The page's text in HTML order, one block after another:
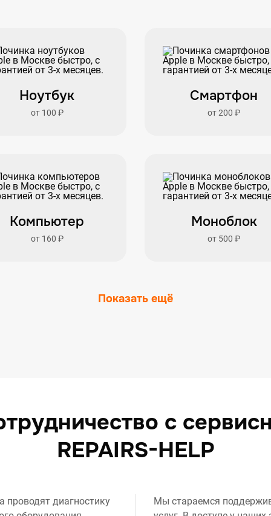
Ноутбук
от 100 ₽
Смартфон
от 200 ₽
Компьютер
от 160 ₽
Моноблок
от 500 ₽
Показать ещё
с
REPAIRS-HELP
проводят диагностику
Мы стараемся